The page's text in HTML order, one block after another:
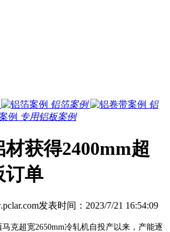
铝箔案例
铝
专用铝板案例
获得2400mm超
订单
发表时间：2023/7/21 16:54:09
超宽2650mm冷轧机自投产以来，产能逐